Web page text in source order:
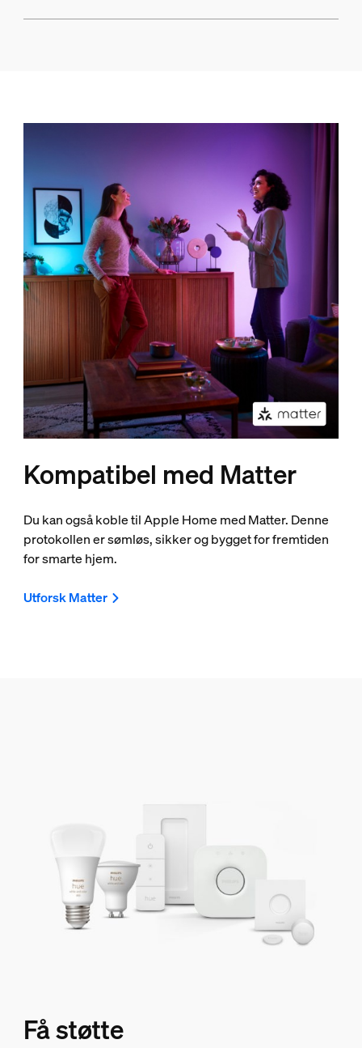
Kompatibel med Matter
Du kan også koble til Apple Home med Matter. Denne
protokollen er sømløs, sikker og bygget for fremtiden
for smarte hjem.
Utforsk Matter
Få støtte